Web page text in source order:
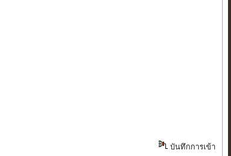
บันทึกการเข้า